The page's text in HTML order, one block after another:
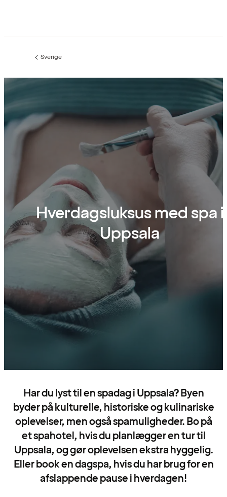
Forrige
:
Sverige
Hverdagsluksus med spa i
Uppsala
Har du lyst til en spadag i Uppsala? Byen
byder på kulturelle, historiske og kulinariske
oplevelser, men også spamuligheder. Bo på
et spahotel, hvis du planlægger en tur til
Uppsala, og gør oplevelsen ekstra hyggelig.
Eller book en dagspa, hvis du har brug for en
afslappende pause i hverdagen!